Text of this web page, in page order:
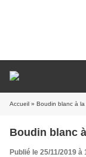
Accueil » Boudin blanc à
Boudin blanc
Publié le 25/11/2019 à